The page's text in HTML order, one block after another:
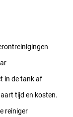
in de tank af
tijd en kosten.
reiniger